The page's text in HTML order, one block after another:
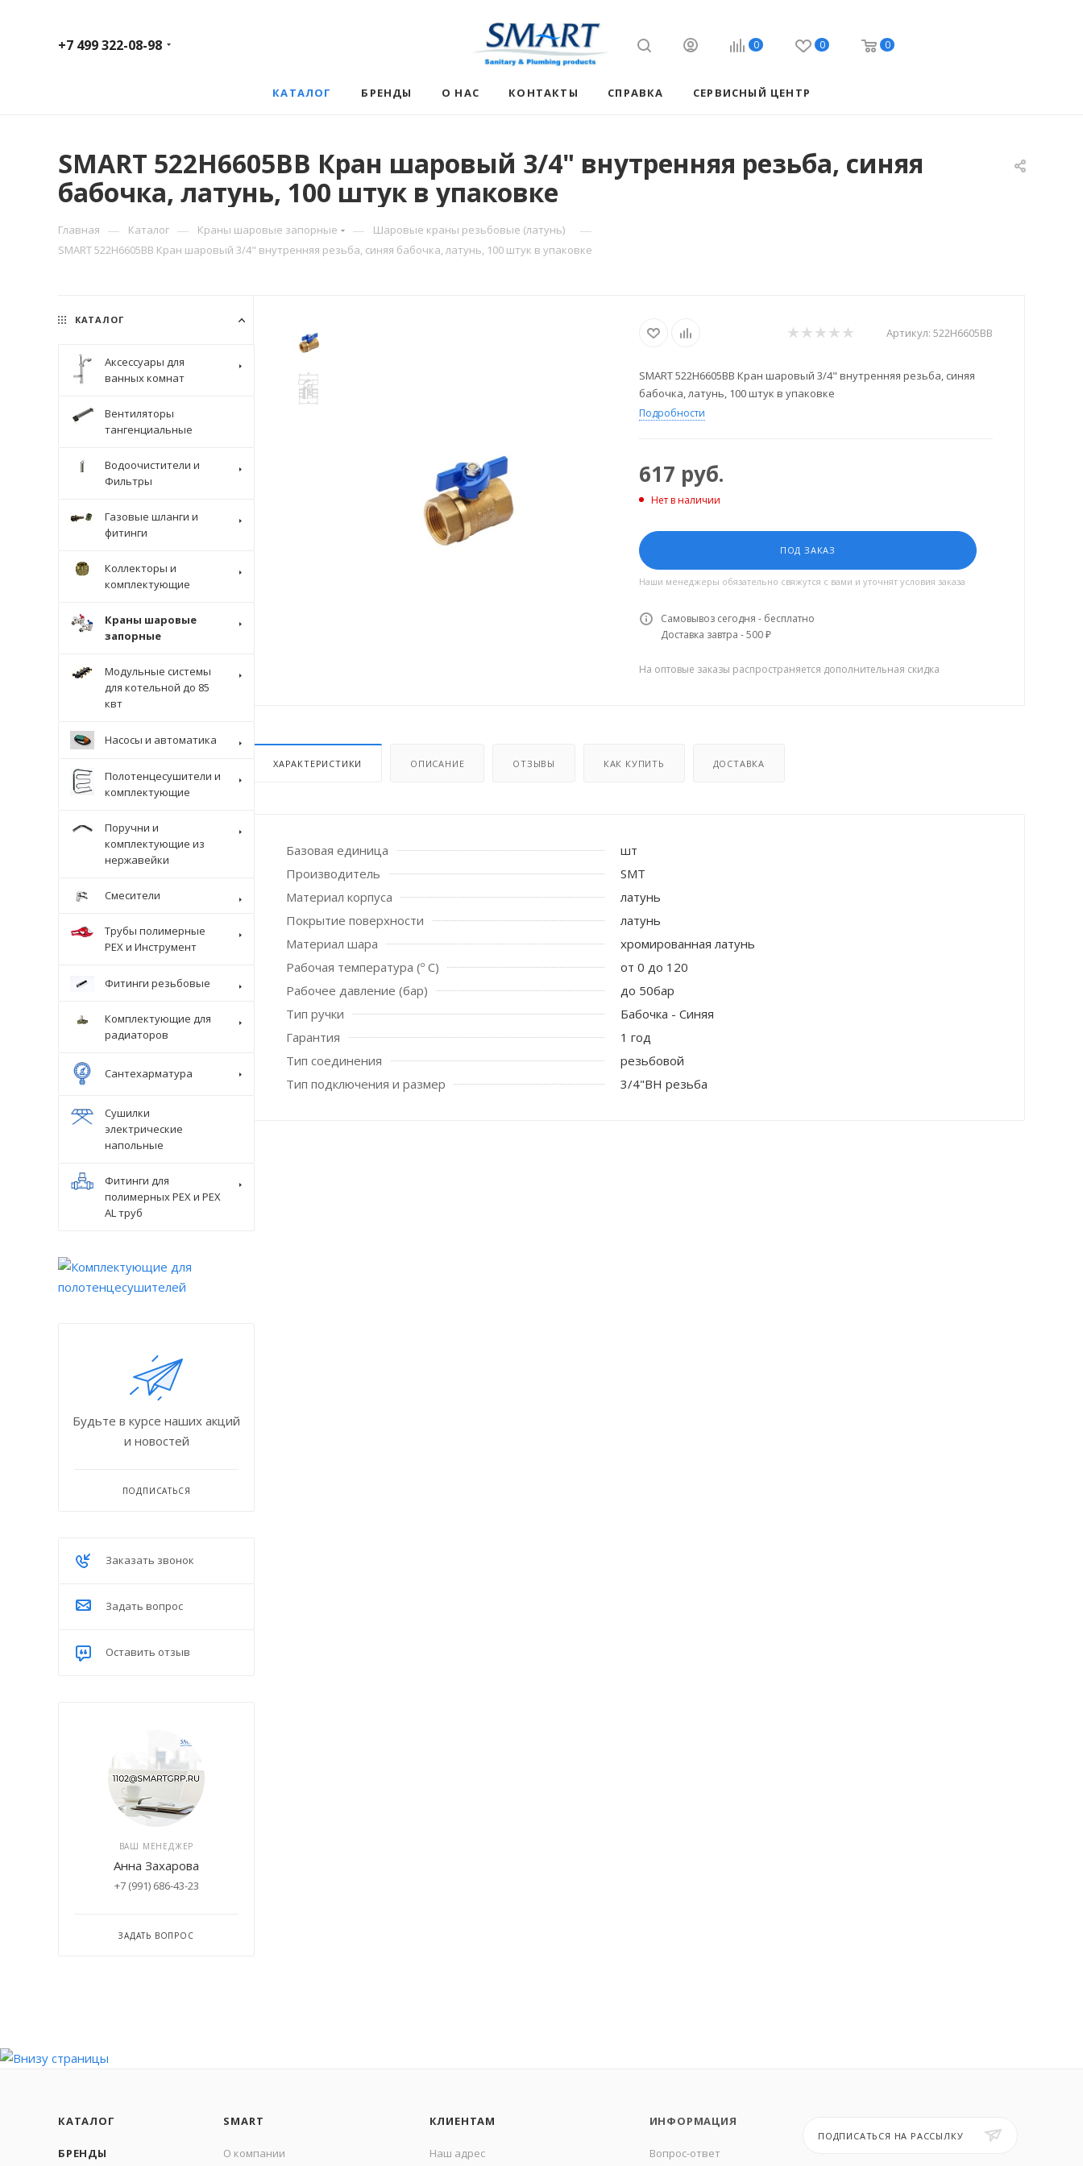
+7 499 322-08-98 0 0 0
КАТАЛОГ БРЕНДЫ О НАС КОНТАКТЫ СПРАВКА СЕРВИСНЫЙ ЦЕНТР
SMART 522H6605BB Кран шаровый 3/4" внутренняя резьба, синяя
бабочка, латунь, 100 штук в упаковке
Главная — Каталог — Краны шаровые запорные — Шаровые краны резьбовые (латунь) —
SMART 522H6605BB Кран шаровый 3/4" внутренняя резьба, синяя бабочка, латунь, 100 штук в упаковке
Артикул: 522H6605BB
SMART 522H6605BB Кран шаровый 3/4" внутренняя резьба, синяя
бабочка, латунь, 100 штук в упаковке
Подробности
617 руб.
Нет в наличии
ПОД ЗАКАЗ
Наши менеджеры обязательно свяжутся с вами и уточнят условия заказа
Самовывоз сегодня - бесплатно
Доставка завтра - 500 ₽
На оптовые заказы распространяется дополнительная скидка
ХАРАКТЕРИСТИКИ ОПИСАНИЕ ОТЗЫВЫ КАК КУПИТЬ ДОСТАВКА
Базовая единица
шт
Производитель
SMT
Материал корпуса
латунь
Покрытие поверхности
латунь
Материал шара
хромированная латунь
Рабочая температура (º С)
от 0 до 120
Рабочее давление (бар)
до 50бар
Тип ручки
Бабочка - Синяя
Гарантия
1 год
Тип соединения
резьбовой
Тип подключения и размер
3/4"ВН резьба
КАТАЛОГ
Аксессуары для
ванных комнат
Вентиляторы
тангенциальные
Водоочистители и
Фильтры
Газовые шланги и
фитинги
Коллекторы и
комплектующие
Краны шаровые
запорные
Модульные системы
для котельной до 85
квт
Насосы и автоматика
Полотенцесушители и
комплектующие
Поручни и
комплектующие из
нержавейки
Крепеж стоек для поручня
Смесители
Трубы полимерные
PEX и Инструмент
Фитинги резьбовые
Комплектующие для
радиаторов
Сантехарматура
Сушилки
электрические
напольные
Фитинги для
полимерных PEX и PEX
AL труб
Будьте в курсе наших акций
и новостей
ПОДПИСАТЬСЯ
Заказать звонок
Задать вопрос
Оставить отзыв
ВАШ МЕНЕДЖЕР
Анна Захарова
+7 (991) 686-43-23
ЗАДАТЬ ВОПРОС
КАТАЛОГ
БРЕНДЫ
SMART
О компании
КЛИЕНТАМ
Наш адрес
ИНФОРМАЦИЯ
Вопрос-ответ
ПОДПИСАТЬСЯ НА РАССЫЛКУ